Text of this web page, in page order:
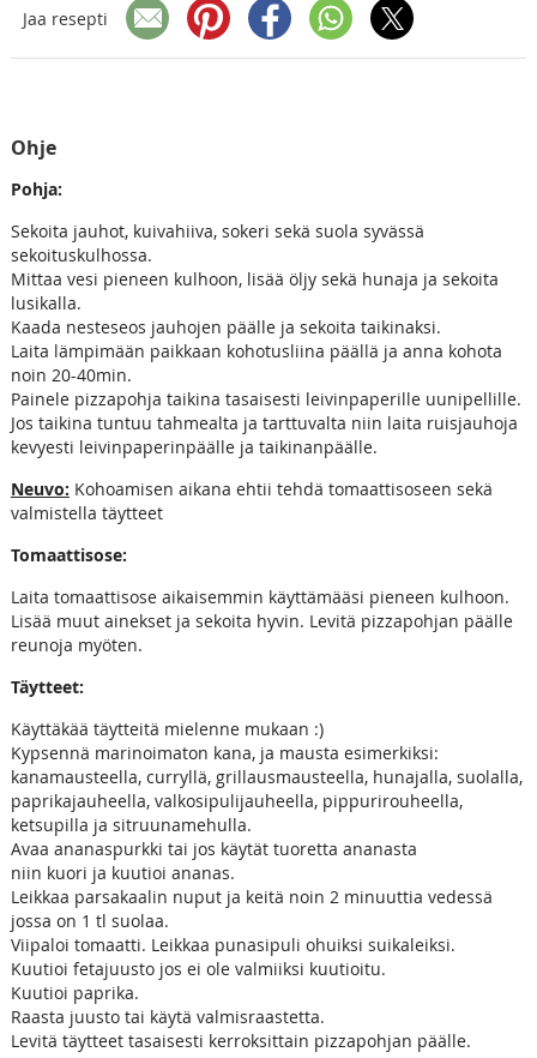
Jaa resepti
Ohje
Pohja:
Sekoita jauhot, kuivahiiva, sokeri sekä suola syvässä
sekoituskulhossa.
Mittaa vesi pieneen kulhoon, lisää öljy sekä hunaja ja sekoita
lusikalla.
Kaada nesteseos jauhojen päälle ja sekoita taikinaksi.
Laita lämpimään paikkaan kohotusliina päällä ja anna kohota
noin 20-40min.
Painele pizzapohja taikina tasaisesti leivinpaperille uunipellille.
Jos taikina tuntuu tahmealta ja tarttuvalta niin laita ruisjauhoja
kevyesti leivinpaperinpäälle ja taikinanpäälle.
Neuvo: Kohoamisen aikana ehtii tehdä tomaattisoseen sekä
valmistella täytteet
Tomaattisose:
Laita tomaattisose aikaisemmin käyttämääsi pieneen kulhoon.
Lisää muut ainekset ja sekoita hyvin. Levitä pizzapohjan päälle
reunoja myöten.
Täytteet:
Käyttäkää täytteitä mielenne mukaan :)
Kypsennä marinoimaton kana, ja mausta esimerkiksi:
kanamausteella, curryllä, grillausmausteella, hunajalla, suolalla,
paprikajauheella, valkosipulijauheella, pippurirouheella,
ketsupilla ja sitruunamehulla.
Avaa ananaspurkki tai jos käytät tuoretta ananasta
niin kuori ja kuutioi ananas.
Leikkaa parsakaalin nuput ja keitä noin 2 minuuttia vedessä
jossa on 1 tl suolaa.
Viipaloi tomaatti. Leikkaa punasipuli ohuiksi suikaleiksi.
Kuutioi fetajuusto jos ei ole valmiiksi kuutioitu.
Kuutioi paprika.
Raasta juusto tai käytä valmisraastetta.
Levitä täytteet tasaisesti kerroksittain pizzapohjan päälle.